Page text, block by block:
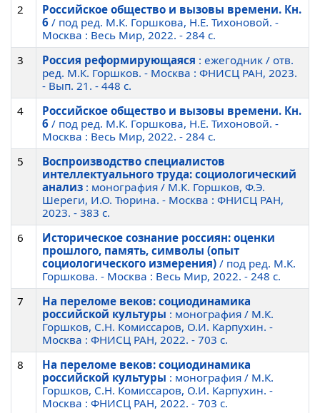
2
Российское общество и вызовы времени. Кн.
6 / под ред. М.К. Горшкова, Н.Е. Тихоновой. -
Москва : Весь Мир, 2022. - 284 c.
3
Россия реформирующаяся : ежегодник / отв.
ред. М.К. Горшков. - Москва : ФНИСЦ РАН, 2023.
- Вып. 21. - 448 c.
4
Российское общество и вызовы времени. Кн.
6 / под ред. М.К. Горшкова, Н.Е. Тихоновой. -
Москва : Весь Мир, 2022. - 284 c.
5
Воспроизводство специалистов
интеллектуального труда: социологический
анализ : монография / М.К. Горшков, Ф.Э.
Шереги, И.О. Тюрина. - Москва : ФНИСЦ РАН,
2023. - 383 c.
6
Историческое сознание россиян: оценки
прошлого, память, символы (опыт
социологического измерения) / под ред. М.К.
Горшкова. - Москва : Весь Мир, 2022. - 248 c.
7
На переломе веков: социодинамика
российской культуры : монография / М.К.
Горшков, С.Н. Комиссаров, О.И. Карпухин. -
Москва : ФНИСЦ РАН, 2022. - 703 c.
8
На переломе веков: социодинамика
российской культуры : монография / М.К.
Горшков, С.Н. Комиссаров, О.И. Карпухин. -
Москва : ФНИСЦ РАН, 2022. - 703 c.